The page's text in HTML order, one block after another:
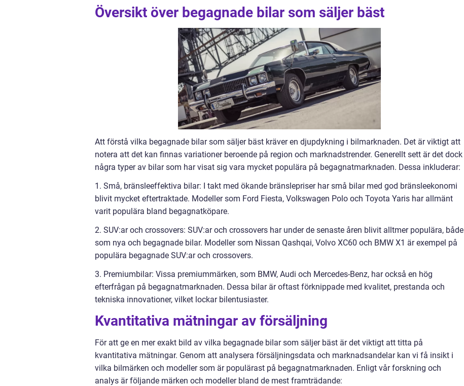
Översikt över begagnade bilar som säljer bäst
Att förstå vilka begagnade bilar som säljer bäst kräver en djupdykning i bilmarknaden. Det är viktigt att
notera att det kan finnas variationer beroende på region och marknadstrender. Generellt sett är det dock
några typer av bilar som har visat sig vara mycket populära på begagnatmarknaden. Dessa inkluderar:
1. Små, bränsleeffektiva bilar: I takt med ökande bränslepriser har små bilar med god bränsleekonomi
blivit mycket eftertraktade. Modeller som Ford Fiesta, Volkswagen Polo och Toyota Yaris har allmänt
varit populära bland begagnatköpare.
2. SUV:ar och crossovers: SUV:ar och crossovers har under de senaste åren blivit alltmer populära, både
som nya och begagnade bilar. Modeller som Nissan Qashqai, Volvo XC60 och BMW X1 är exempel på
populära begagnade SUV:ar och crossovers.
3. Premiumbilar: Vissa premiummärken, som BMW, Audi och Mercedes-Benz, har också en hög
efterfrågan på begagnatmarknaden. Dessa bilar är oftast förknippade med kvalitet, prestanda och
tekniska innovationer, vilket lockar bilentusiaster.
Kvantitativa mätningar av försäljning
För att ge en mer exakt bild av vilka begagnade bilar som säljer bäst är det viktigt att titta på
kvantitativa mätningar. Genom att analysera försäljningsdata och marknadsandelar kan vi få insikt i
vilka bilmärken och modeller som är populärast på begagnatmarknaden. Enligt vår forskning och
analys är följande märken och modeller bland de mest framträdande: